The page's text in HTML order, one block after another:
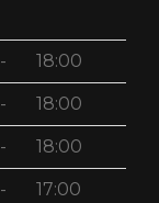
- 18:00
- 18:00
- 18:00
- 17:00